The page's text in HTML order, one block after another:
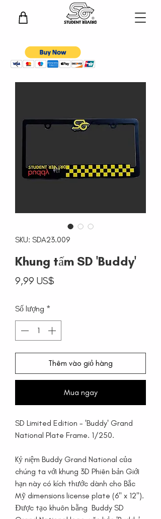
SKU: SDA23.009
Khung tấm SD 'Buddy'
9,99 US$
Số lượng *
Thêm vào giỏ hàng
Mua ngay
SD Limited Edition - 'Buddy' Grand
National Plate Frame. 1/250.
Kỷ niệm Buddy Grand National của
chúng ta với khung 3D Phiên bản Giới
hạn này có kích thước dành cho Bắc
Mỹ dimensions license plate (6" x 12").
Được tạo khuôn bằng Buddy SD